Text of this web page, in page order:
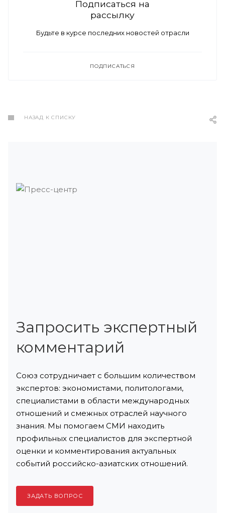
Подписаться на
рассылку
Будьте в курсе последних новостей отрасли
ПОДПИСАТЬСЯ
НАЗАД К СПИСКУ
Запросить экспертный
комментарий
Союз сотрудничает с большим количеством
экспертов: экономистами, политологами,
специалистами в области международных
отношений и смежных отраслей научного
знания. Мы помогаем СМИ находить
профильных специалистов для экспертной
оценки и комментирования актуальных
событий российско-азиатских отношений.
ЗАДАТЬ ВОПРОС